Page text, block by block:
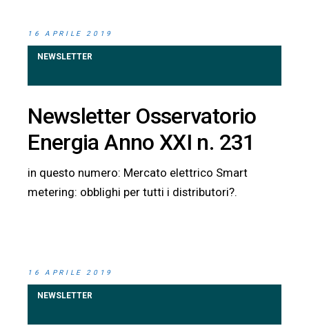
16 APRILE 2019
NEWSLETTER
Newsletter Osservatorio
Energia Anno XXI n. 231
in questo numero: Mercato elettrico Smart
metering: obblighi per tutti i distributori?.
16 APRILE 2019
NEWSLETTER